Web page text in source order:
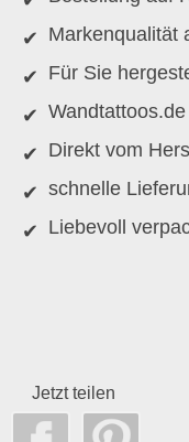
Markenqualität
Für Sie
Direkt vom
schnelle
Liebevoll
Jetzt teilen